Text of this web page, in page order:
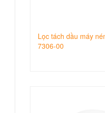
Lọc tách dầu máy
7306-00